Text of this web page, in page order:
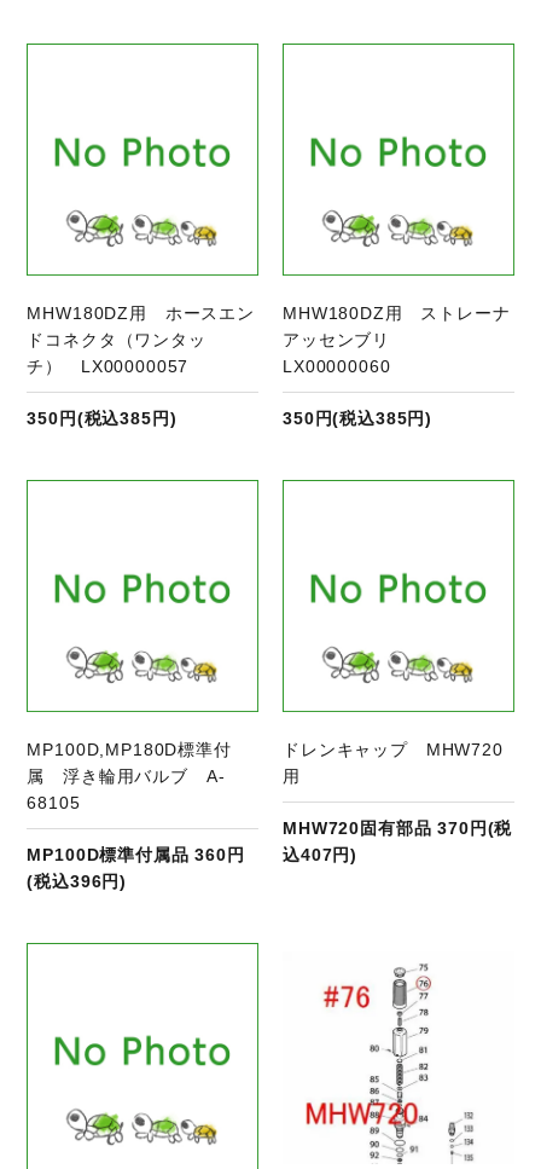
MHW180DZ用 ホースエン
ドコネクタ（ワンタッ
チ） LX00000057
350円(税込385円)
MHW180DZ用 ストレーナ
アッセンブリ
LX00000060
350円(税込385円)
MP100D,MP180D標準付
属 浮き輪用バルブ A-
68105
MP100D標準付属品 360円
(税込396円)
ドレンキャップ MHW720
用
MHW720固有部品 370円(税
込407円)